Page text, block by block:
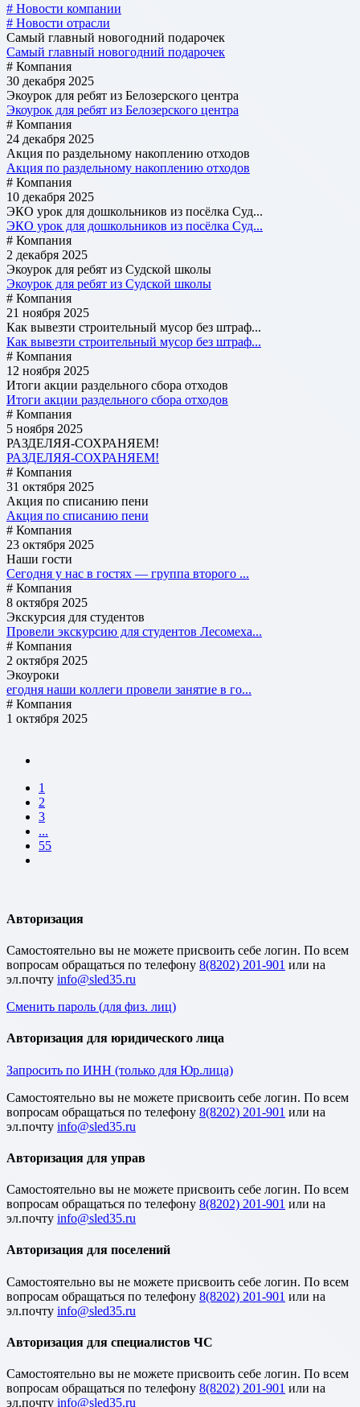
# Новости компании
# Новости отрасли
Самый главный новогодний подарочек
Самый главный новогодний подарочек
# Компания
30 декабря 2025
Экоурок для ребят из Белозерского центра
Экоурок для ребят из Белозерского центра
# Компания
24 декабря 2025
Акция по раздельному накоплению отходов
Акция по раздельному накоплению отходов
# Компания
10 декабря 2025
ЭКО урок для дошкольников из посёлка Суд...
ЭКО урок для дошкольников из посёлка Суд...
# Компания
2 декабря 2025
Экоурок для ребят из Судской школы
Экоурок для ребят из Судской школы
# Компания
21 ноября 2025
Как вывезти строительный мусор без штраф...
Как вывезти строительный мусор без штраф...
# Компания
12 ноября 2025
Итоги акции раздельного сбора отходов
Итоги акции раздельного сбора отходов
# Компания
5 ноября 2025
РАЗДЕЛЯЯ-СОХРАНЯЕМ!
РАЗДЕЛЯЯ-СОХРАНЯЕМ!
# Компания
31 октября 2025
Акция по списанию пени
Акция по списанию пени
# Компания
23 октября 2025
Наши гости
Сегодня у нас в гостях — группа второго ...
# Компания
8 октября 2025
Экскурсия для студентов
Провели экскурсию для студентов Лесомеха...
# Компания
2 октября 2025
Экоуроки
егодня наши коллеги провели занятие в го...
# Компания
1 октября 2025
1
2
3
...
55
Авторизация
Cамостоятельно вы не можете присвоить себе логин. По всем
вопросам обращаться по телефону 8(8202) 201-901 или на
эл.почту
Сменить пароль (для физ. лиц)
Авторизация для юридического лица
Запросить по ИНН (только для Юр.лица)
Cамостоятельно вы не можете присвоить себе логин. По всем
вопросам обращаться по телефону 8(8202) 201-901 или на
эл.почту
Авторизация для управ
Cамостоятельно вы не можете присвоить себе логин. По всем
вопросам обращаться по телефону 8(8202) 201-901 или на
эл.почту
Авторизация для поселений
Cамостоятельно вы не можете присвоить себе логин. По всем
вопросам обращаться по телефону 8(8202) 201-901 или на
эл.почту
Авторизация для специалистов ЧС
Cамостоятельно вы не можете присвоить себе логин. По всем
вопросам обращаться по телефону 8(8202) 201-901 или на
эл.почту